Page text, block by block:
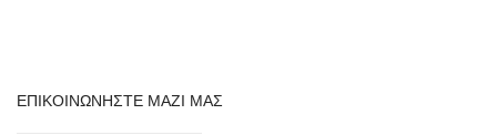
ΕΠΙΚΟΙΝΩΝΗΣΤΕ ΜΑΖΙ ΜΑΣ